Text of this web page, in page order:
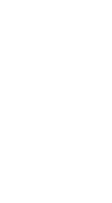
perennjord produktsida